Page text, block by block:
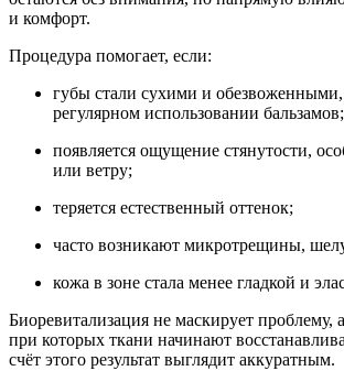
и комфорт.
Процедура помогает, если:
губы стали сухими и
регулярном использовании бальзамов;
появляется ощущение стянутости,
или ветру;
теряется естественный оттенок;
часто возникают микротрещины,
кожа в зоне стала менее гладкой и
Биоревитализация не маскирует проблему,
при которых ткани начинают
счёт этого результат выглядит аккуратным.